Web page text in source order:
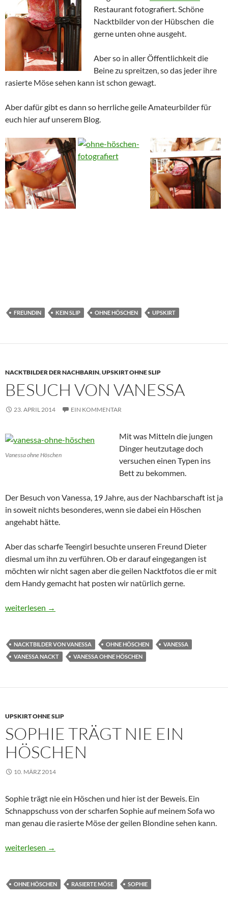
Restaurant fotografiert. Schöne
Nacktbilder von der Hübschen die
gerne unten ohne ausgeht.
Aber so in aller Öffentlichkeit die
Beine zu spreitzen, so das jeder ihre
rasierte Möse sehen kann ist schon gewagt.
Aber dafür gibt es dann so herrliche geile Amateurbilder für
euch hier auf unserem Blog.
FREUNDIN KEIN SLIP OHNE HÖSCHEN UPSKIRT
NACKTBILDER DER NACHBARIN,UPSKIRT OHNE SLIP
BESUCH VON VANESSA
23. APRIL 2014 EIN KOMMENTAR
Vanessa ohne Höschen
Mit was Mitteln die jungen
Dinger heutzutage doch
versuchen einen Typen ins
Bett zu bekommen.
Der Besuch von Vanessa, 19 Jahre, aus der Nachbarschaft ist ja
in soweit nichts besonderes, wenn sie dabei ein Höschen
angehabt hätte.
Aber das scharfe Teengirl besuchte unseren Freund Dieter
diesmal um ihn zu verführen. Ob er darauf eingegangen ist
möchten wir nicht sagen aber die geilen Nacktfotos die er mit
dem Handy gemacht hat posten wir natürlich gerne.
Besuch von Vanessa
weiterlesen →
NACKTBILDER VON VANESSA OHNE HÖSCHEN
VANESSA
VANESSA NACKT
VANESSA OHNE HÖSCHEN
UPSKIRT OHNE SLIP
SOPHIE TRÄGT NIE EIN
HÖSCHEN
10. MÄRZ 2014
Sophie trägt nie ein Höschen und hier ist der Beweis. Ein
Schnappschuss von der scharfen Sophie auf meinem Sofa wo
man genau die rasierte Möse der geilen Blondine sehen kann.
Sophie trägt nie ein Höschen
weiterlesen →
OHNE HÖSCHEN RASIERTE MÖSE SOPHIE